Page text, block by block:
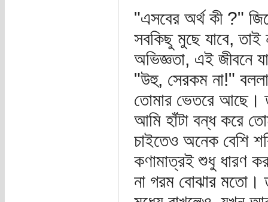
"এসবের অর্থ কী ?"
সবকিছু মুছে যাবে,
অভিজ্ঞতা, এই জীবনে
"উহু, সেরকম না!"
তোমার ভেতরে আছে।
আমি হাঁটা বন্ধ করে
চাইতেও অনেক বেশি
কণামাত্রই শুধু ধারণ
না গরম বোঝার মতো।